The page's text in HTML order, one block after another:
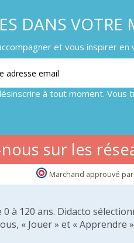
DANS VOTRE
et vous inspirer
à tout moment.
sur les
Marchand approuvé
à 120 ans. Didacto
« Jouer » et « Apprendre